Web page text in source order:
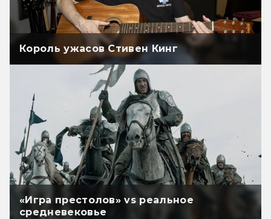
Король ужасов Стивен Кинг
«Игра престолов» vs реальное
средневековье